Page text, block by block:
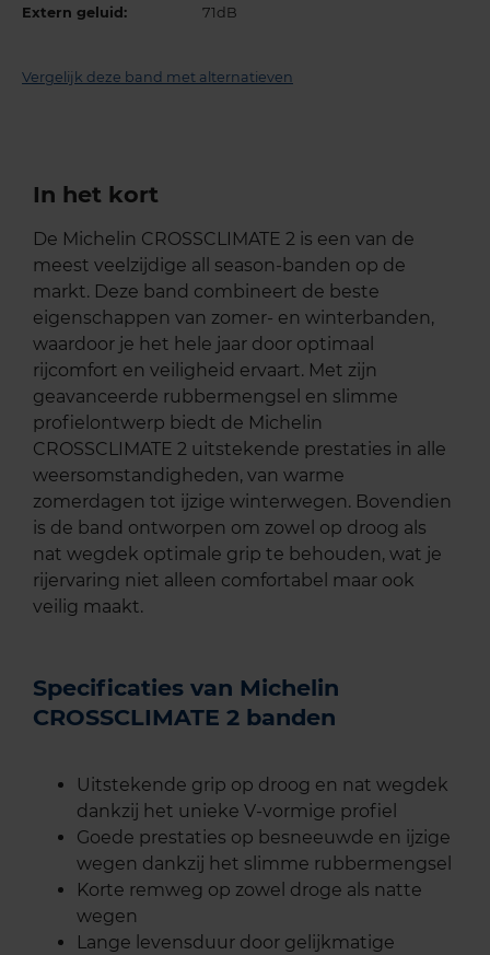
Extern geluid: 71dB
Vergelijk deze band met alternatieven
In het kort
De Michelin CROSSCLIMATE 2 is een van de
meest veelzijdige all season-banden op de
markt. Deze band combineert de beste
eigenschappen van zomer- en winterbanden,
waardoor je het hele jaar door optimaal
rijcomfort en veiligheid ervaart. Met zijn
geavanceerde rubbermengsel en slimme
profielontwerp biedt de Michelin
CROSSCLIMATE 2 uitstekende prestaties in alle
weersomstandigheden, van warme
zomerdagen tot ijzige winterwegen. Bovendien
is de band ontworpen om zowel op droog als
nat wegdek optimale grip te behouden, wat je
rijervaring niet alleen comfortabel maar ook
veilig maakt.
Specificaties van Michelin
CROSSCLIMATE 2 banden
Uitstekende grip op droog en nat wegdek
dankzij het unieke V-vormige profiel
Goede prestaties op besneeuwde en ijzige
wegen dankzij het slimme rubbermengsel
Korte remweg op zowel droge als natte
wegen
Lange levensduur door gelijkmatige